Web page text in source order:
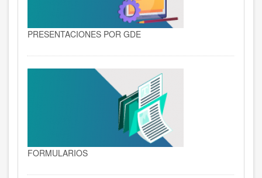
PRESENTACIONES POR GDE
FORMULARIOS